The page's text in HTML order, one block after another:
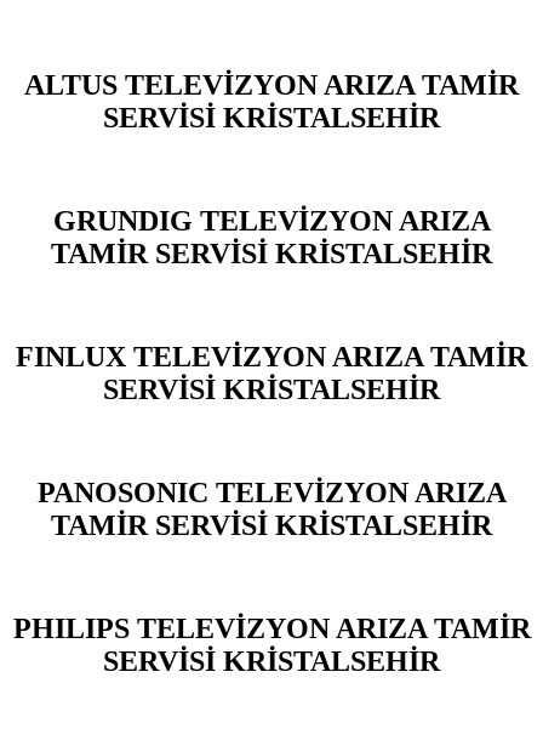
ALTUS TELEVİZYON ARIZA TAMİR
SERVİSİ KRİSTALSEHİR
GRUNDIG TELEVİZYON ARIZA
TAMİR SERVİSİ KRİSTALSEHİR
FINLUX TELEVİZYON ARIZA TAMİR
SERVİSİ KRİSTALSEHİR
PANOSONIC TELEVİZYON ARIZA
TAMİR SERVİSİ KRİSTALSEHİR
PHILIPS TELEVİZYON ARIZA TAMİR
SERVİSİ KRİSTALSEHİR